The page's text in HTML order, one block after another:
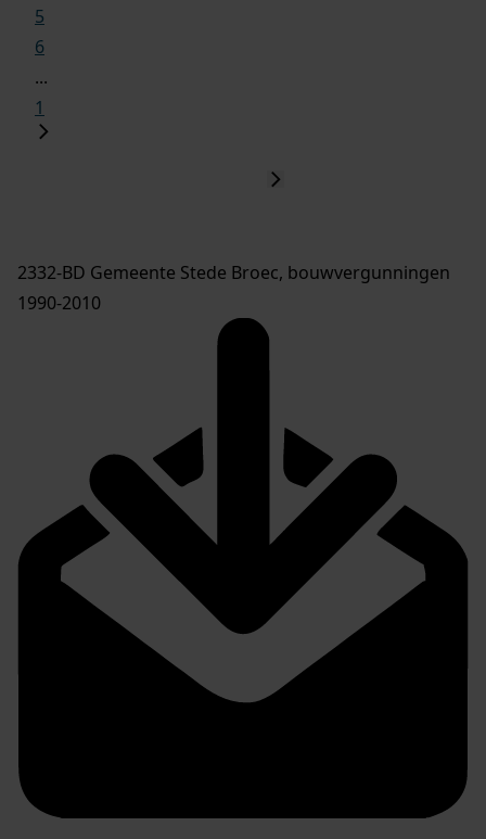
5
6
...
1
2332-BD Gemeente Stede Broec, bouwvergunningen
1990-2010